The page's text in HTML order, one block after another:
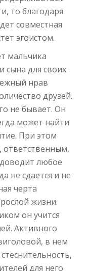
то благодаря
совместная
эгоистом.
мальчика
сына для своих
нрав
друзей.
не бывает. Он
может найти
При этом
ответственным,
любое
не сдается и не
черта
жизни.
он учится
Активного
в нем
для него